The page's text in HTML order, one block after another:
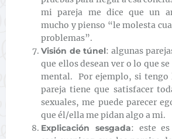
mi pareja me dice que un
mucho y pienso “le molesta
problemas”.
Visión de túnel: algunas
que ellos desean ver o lo que
mental. Por ejemplo, si tengo
pareja tiene que satisfacer
sexuales, me puede parecer
que él/ella me pidan algo a mi.
Explicación sesgada: este